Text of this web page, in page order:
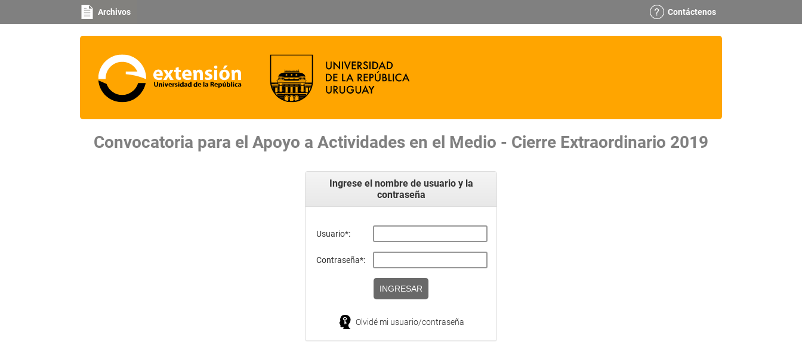
Archivos Contáctenos
Convocatoria para el Apoyo a Actividades en el Medio - Cierre Extraordinario 2019
Ingrese el nombre de usuario y la
contraseña
Usuario*:
Contraseña*:
Olvidé mi usuario/contraseña